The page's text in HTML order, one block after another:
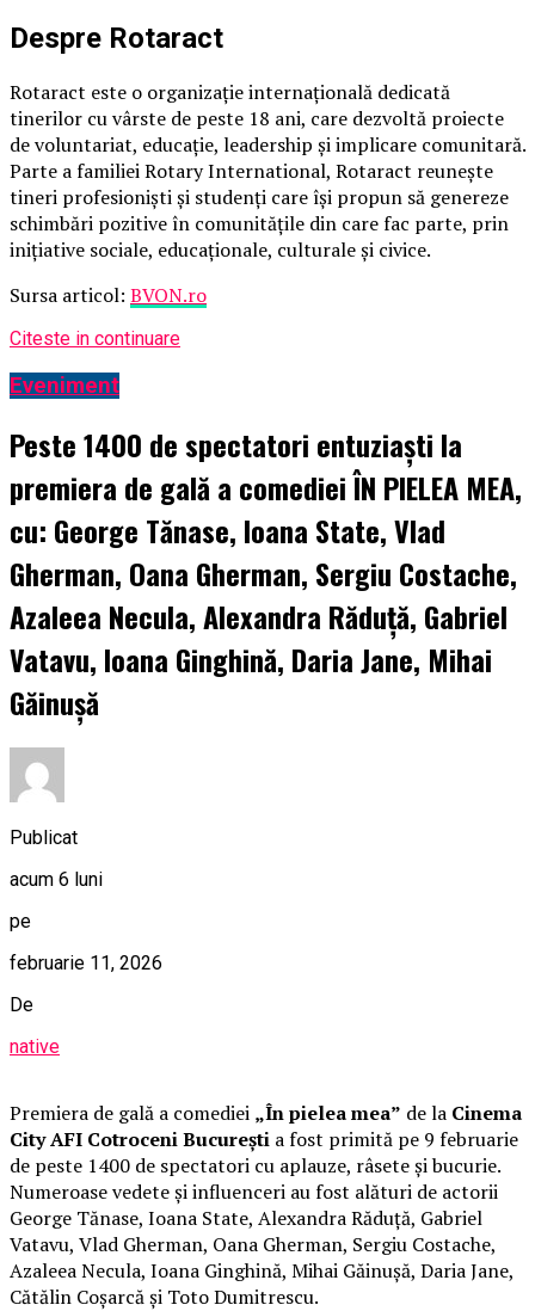
Despre Rotaract
Rotaract este o organizație internațională dedicată
tinerilor cu vârste de peste 18 ani, care dezvoltă proiecte
de voluntariat, educație, leadership și implicare comunitară.
Parte a familiei Rotary International, Rotaract reunește
tineri profesioniști și studenți care își propun să genereze
schimbări pozitive în comunitățile din care fac parte, prin
inițiative sociale, educaționale, culturale și civice.
Sursa articol: BVON.ro
Citeste in continuare
Eveniment
Peste 1400 de spectatori entuziaști la
premiera de gală a comediei ÎN PIELEA MEA,
cu: George Tănase, Ioana State, Vlad
Gherman, Oana Gherman, Sergiu Costache,
Azaleea Necula, Alexandra Răduță, Gabriel
Vatavu, Ioana Ginghină, Daria Jane, Mihai
Găinușă
Publicat
acum 6 luni
pe
februarie 11, 2026
De
native
Premiera de gală a comediei „În pielea mea” de la Cinema
City AFI Cotroceni București a fost primită pe 9 februarie
de peste 1400 de spectatori cu aplauze, râsete și bucurie.
Numeroase vedete și influenceri au fost alături de actorii
George Tănase, Ioana State, Alexandra Răduță, Gabriel
Vatavu, Vlad Gherman, Oana Gherman, Sergiu Costache,
Azaleea Necula, Ioana Ginghină, Mihai Găinușă, Daria Jane,
Cătălin Coșarcă și Toto Dumitrescu.